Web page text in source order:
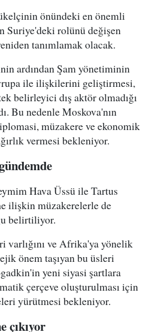
önündeki en önemli
Suriye'deki rolünü değişen
tanımlamak olacak.
ardından Şam yönetiminin
ile ilişkilerini geliştirmesi,
belirleyici dış aktör olmadığı
Bu nedenle Moskova'nın
müzakere ve ekonomik
vermesi bekleniyor.
Hava Üssü ile Tartus
ilişkin müzakerelerle de
belirtiliyor.
varlığını ve Afrika'ya yönelik
önem taşıyan bu üsleri
yeni siyasi şartlara
çerçeve oluşturulması için
yürütmesi bekleniyor.
çıkıyor